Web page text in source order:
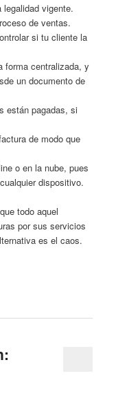
vigente.
de ventas.
si tu cliente la
forma centralizada, y
un documento de
están pagadas, si
de modo que
o en la nube, pues
dispositivo.
todo aquel
por sus servicios
es el caos.